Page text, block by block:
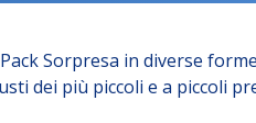
Sorpresa in diverse
dei più piccoli e a piccoli